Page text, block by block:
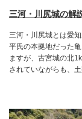
三河・川尻城の解
三河・川尻城とは愛
平氏の本拠地だった
ますが、古宮城の北
されていながらも、